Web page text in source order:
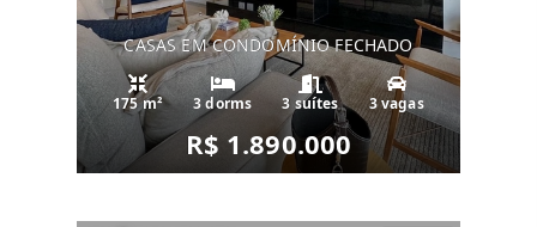
CASAS EM CONDOMÍNIO FECHADO
175 m² 3 dorms 3 suítes 3 vagas
R$ 1.890.000